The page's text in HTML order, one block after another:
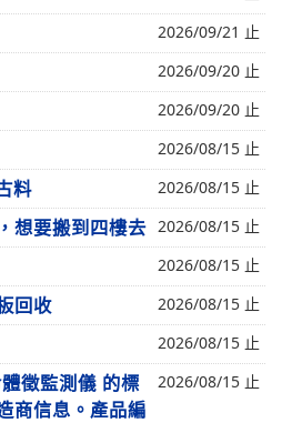
2026/09/21 止
2026/09/20 止
2026/09/20 止
2026/08/15 止
料 2026/08/15 止
想要搬到四樓去 2026/08/15 止
2026/08/15 止
回收 2026/08/15 止
2026/08/15 止
徵監測儀 的標
商信息。產品編
2026/08/15 止